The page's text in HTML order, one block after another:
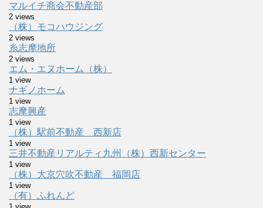
マルイチ商会不動産部
2 views
（株）モコハウジング
2 views
糸志摩地所
2 views
エム・エヌホーム（株）
1 view
ナギノホーム
1 view
志摩興産
1 view
（株）駅前不動産 西新店
1 view
三井不動産リアルティ九州（株）西新センター
1 view
（株）大京穴吹不動産 福岡店
1 view
（有）ふれんど